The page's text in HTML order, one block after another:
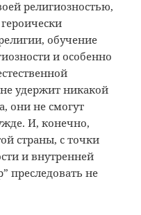
религиозностью,
обучение
и особенно
удержит никакой
они не смогут
И, конечно,
страны, с точки
и внутренней
преследовать не